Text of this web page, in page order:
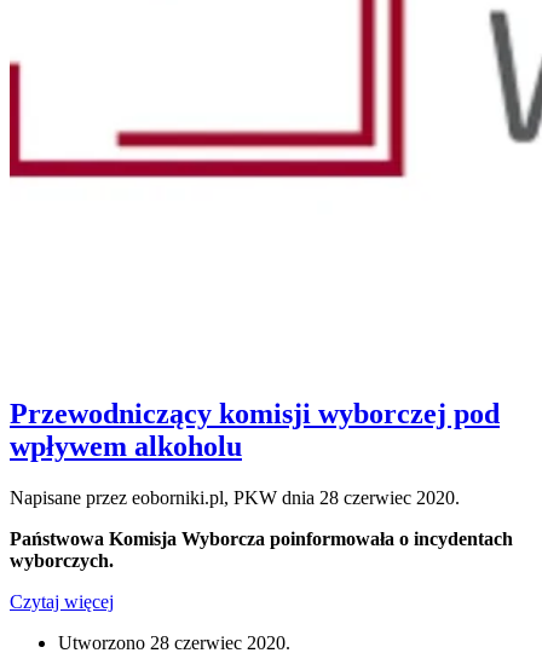
Przewodniczący komisji wyborczej pod
wpływem alkoholu
Napisane przez eoborniki.pl, PKW dnia 28 czerwiec 2020.
Państwowa Komisja Wyborcza poinformowała o incydentach
wyborczych.
Czytaj więcej
Utworzono 28 czerwiec 2020.